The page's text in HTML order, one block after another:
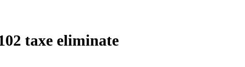
taxe eliminate